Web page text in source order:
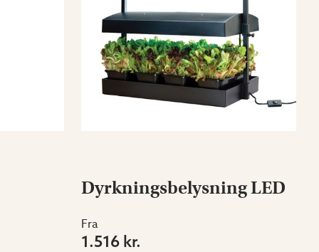
Dyrkningsbelysning LED
Fra
1.516 kr.